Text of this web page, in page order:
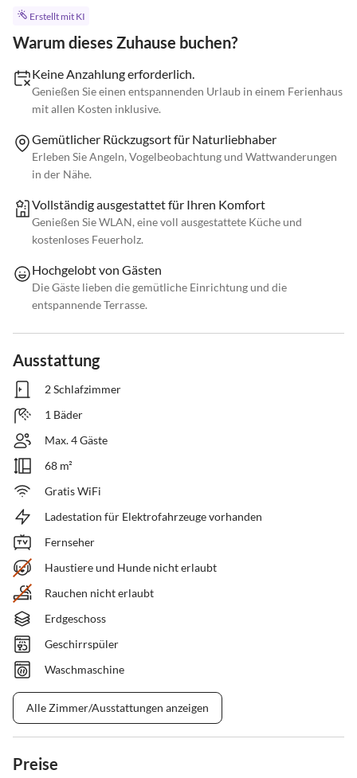
Erstellt mit KI
Warum dieses Zuhause buchen?
Keine Anzahlung erforderlich.
Genießen Sie einen entspannenden Urlaub in einem Ferienhaus
mit allen Kosten inklusive.
Gemütlicher Rückzugsort für Naturliebhaber
Erleben Sie Angeln, Vogelbeobachtung und Wattwanderungen
in der Nähe.
Vollständig ausgestattet für Ihren Komfort
Genießen Sie WLAN, eine voll ausgestattete Küche und
kostenloses Feuerholz.
Hochgelobt von Gästen
Die Gäste lieben die gemütliche Einrichtung und die
entspannende Terrasse.
Ausstattung
2 Schlafzimmer
1 Bäder
Max. 4 Gäste
68 m²
Gratis WiFi
Ladestation für Elektrofahrzeuge vorhanden
Fernseher
Haustiere und Hunde nicht erlaubt
Rauchen nicht erlaubt
Erdgeschoss
Geschirrspüler
Waschmaschine
Alle Zimmer/Ausstattungen anzeigen
Preise